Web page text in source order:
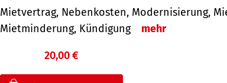
Mietvertrag, Nebenkosten, Modernisierung,
Mietminderung, Kündigung
mehr
20,00 €